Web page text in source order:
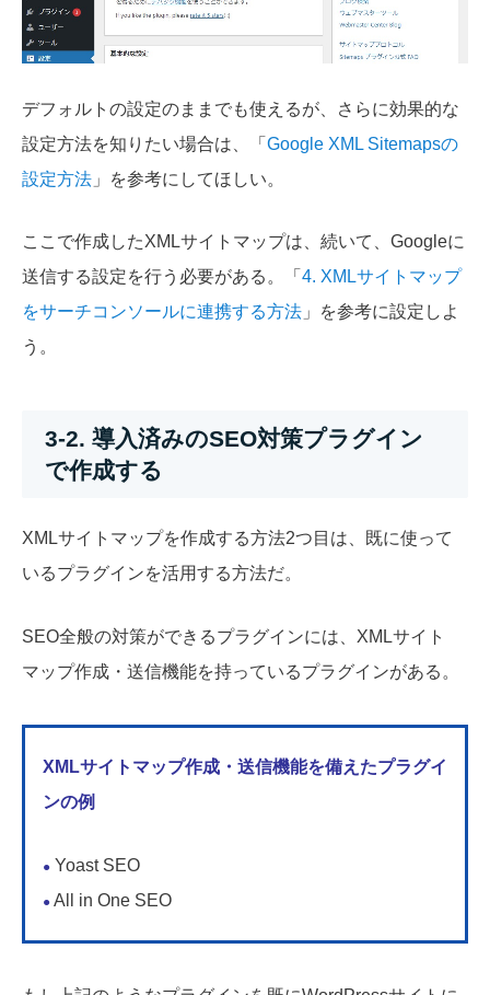
デフォルトの設定のままでも使えるが、さらに効果的な
設定方法を知りたい場合は、「 Google XML Sitemapsの
設定方法 」を参考にしてほしい。
ここで作成したXMLサイトマップは、続いて、Googleに
送信する設定を行う必要がある。「 4. XMLサイトマップ
をサーチコンソールに連携する方法 」を参考に設定しよ
う。
3-2. 導入済みのSEO対策プラグイン
で作成する
XMLサイトマップを作成する方法2つ目は、既に使って
いるプラグインを活用する方法だ。
SEO全般の対策ができるプラグインには、XMLサイト
マップ作成・送信機能を持っているプラグインがある。
XMLサイトマップ作成・送信機能を備えたプラグイ
ンの例
● Yoast SEO
● All in One SEO